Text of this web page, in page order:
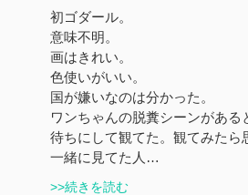
初ゴダール。
意味不明。
画はきれい。
色使いがいい。
国が嫌いなのは分かった。
ワンちゃんの脱糞シーンがあ
待ちにして観てた。観てみたら
一緒に見てた人…
>>続きを読む